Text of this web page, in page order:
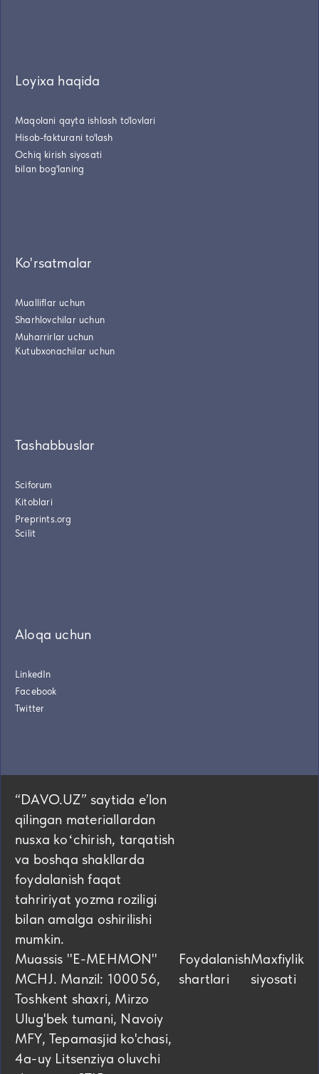
Loyixa haqida
Maqolani qayta ishlash to'lovlari
Hisob-fakturani to'lash
Ochiq kirish siyosati
bilan bog'laning
Ko'rsatmalar
Mualliflar uchun
Sharhlovchilar uchun
Muharrirlar uchun
Kutubxonachilar uchun
Tashabbuslar
Sciforum
Kitoblari
Preprints.org
Scilit
Aloqa uchun
LinkedIn
Facebook
Twitter
“DAVO.UZ” saytida eʼlon
qilingan materiallardan
nusxa koʻchirish, tarqatish
va boshqa shakllarda
foydalanish faqat
tahririyat yozma roziligi
bilan amalga oshirilishi
mumkin.
Muassis "E-MEHMON"
MCHJ. Manzil: 100056,
Toshkent shaxri, Mirzo
Ulug'bek tumani, Navoiy
MFY, Tepamasjid ko'chasi,
4а-uy Litsenziya oluvchi
Foydalanish
shartlari
Maxfiylik
siyosati